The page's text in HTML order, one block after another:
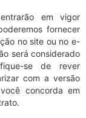
em vigor
fornecer
no site ou no e-
será considerado
se de rever
com a versão
concorda em